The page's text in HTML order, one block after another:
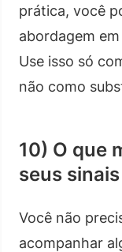
prática, você
abordagem
Use isso só
não como
10) O que
seus
Você não
acompanhar